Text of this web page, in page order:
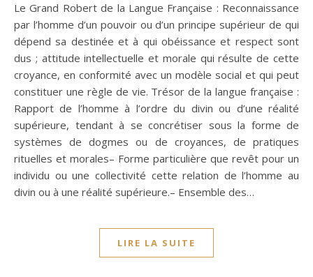
Le Grand Robert de la Langue Française : Reconnaissance
par l’homme d’un pouvoir ou d’un principe supérieur de qui
dépend sa destinée et à qui obéissance et respect sont
dus ; attitude intellectuelle et morale qui résulte de cette
croyance, en conformité avec un modèle social et qui peut
constituer une règle de vie. Trésor de la langue française :
Rapport de l’homme à l’ordre du divin ou d’une réalité
supérieure, tendant à se concrétiser sous la forme de
systèmes de dogmes ou de croyances, de pratiques
rituelles et morales– Forme particulière que revêt pour un
individu ou une collectivité cette relation de l’homme au
divin ou à une réalité supérieure.– Ensemble des…
LIRE LA SUITE